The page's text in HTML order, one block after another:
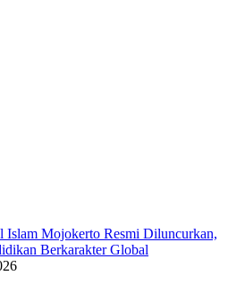
Mojokerto Resmi Diluncurkan,
Berkarakter Global